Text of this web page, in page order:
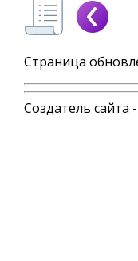
Страница
Создатель сайта